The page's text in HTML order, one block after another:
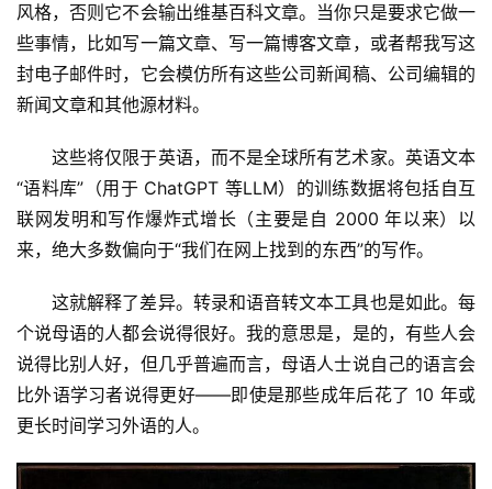
风格，否则它不会输出维基百科文章。当你只是要求它做一
些事情，比如写一篇文章、写一篇博客文章，或者帮我写这
封电子邮件时，它会模仿所有这些公司新闻稿、公司编辑的
新闻文章和其他源材料。
这些将仅限于英语，而不是全球所有艺术家。英语文本
“语料库”（用于 ChatGPT 等LLM）的训练数据将包括自互
联网发明和写作爆炸式增长（主要是自 2000 年以来）以
来，绝大多数偏向于“我们在网上找到的东西”的写作。
这就解释了差异。转录和语音转文本工具也是如此。每
个说母语的人都会说得很好。我的意思是，是的，有些人会
说得比别人好，但几乎普遍而言，母语人士说自己的语言会
比外语学习者说得更好——即使是那些成年后花了 10 年或
更长时间学习外语的人。